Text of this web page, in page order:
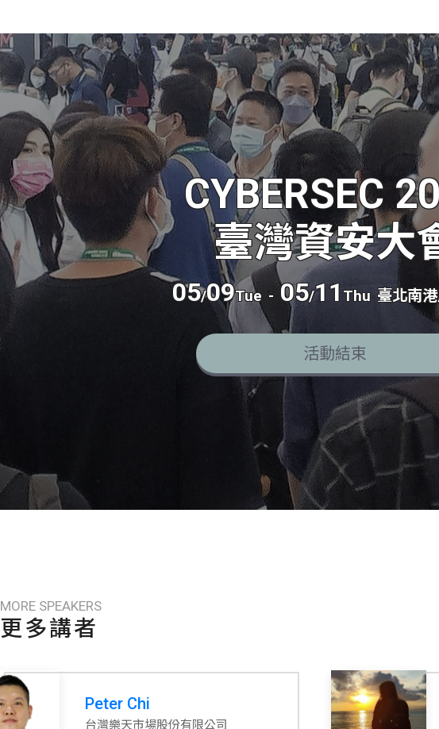
CYBERSEC
臺灣資安大
05/09Tue -05/11Thu 臺北南
活動結束
MORE SPEAKERS
更多講者
Peter Chi
台灣樂天市場股份有限公司